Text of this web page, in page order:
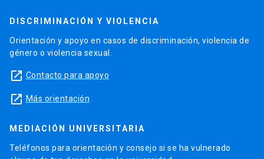
DISCRIMINACIÓN Y VIOLENCIA
Orientación y apoyo en casos de discriminación, violencia de
género o violencia sexual.
launch Contacto para apoyo
launch Más orientación
MEDIACIÓN UNIVERSITARIA
Teléfonos para orientación y consejo si se ha vulnerado